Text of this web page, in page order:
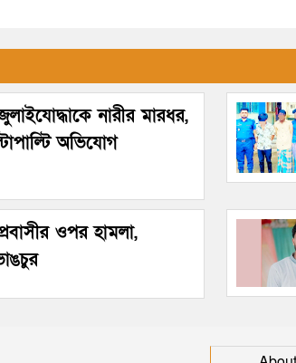
নারীর মারধর,
অভিযোগ
ওপর হামলা,